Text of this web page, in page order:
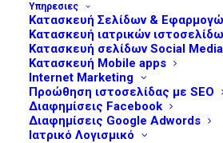
Υπηρεσιες
Κατασκευή Σελίδων &
Κατασκευή ιατρικών
Κατασκευή σελίδων Social Media
Κατασκευή Mobile apps
Internet Marketing
Προώθηση ιστοσελίδας με SEO
Διαφημίσεις Facebook
Διαφημίσεις Google Adwords
Ιατρικό Λογισμικό